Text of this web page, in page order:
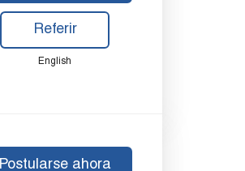
Referir
English
Postularse ahora